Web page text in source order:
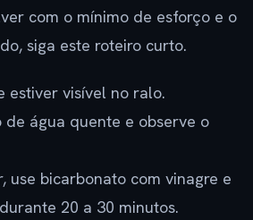
com o mínimo de esforço e o
siga este roteiro curto.
estiver visível no ralo.
de água quente e observe o
use bicarbonato com vinagre e
20 a 30 minutos.